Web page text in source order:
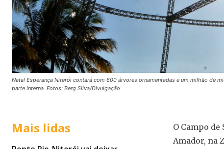
Natal Esperança Niterói contará com 800 árvores ornamentadas e um milhão de
parte interna. Fotos: Berg Silva/Divulgação
Mais lidas
O Campo
Amador, na